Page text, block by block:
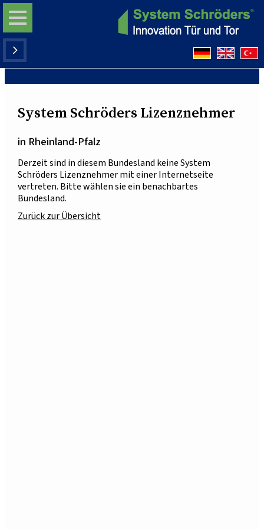
System Schröders Lizenznehmer
in Rheinland-Pfalz
Derzeit sind in diesem Bundesland keine System
Schröders Lizenznehmer mit einer Internetseite
vertreten. Bitte wählen sie ein benachbartes
Bundesland.
Zurück zur Übersicht